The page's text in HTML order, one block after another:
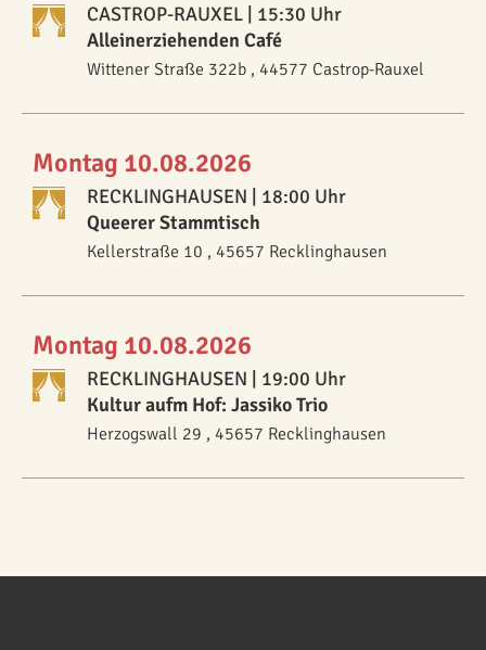
CASTROP-RAUXEL | 15:30 Uhr
Alleinerziehenden Café
Wittener Straße 322b , 44577 Castrop-Rauxel
Montag 10.08.2026
RECKLINGHAUSEN | 18:00 Uhr
Queerer Stammtisch
Kellerstraße 10 , 45657 Recklinghausen
Montag 10.08.2026
RECKLINGHAUSEN | 19:00 Uhr
Kultur aufm Hof: Jassiko Trio
Herzogswall 29 , 45657 Recklinghausen